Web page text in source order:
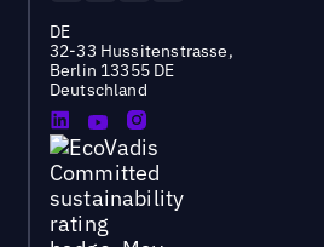
DE
32-33 Hussitenstrasse,
Berlin 13355 DE
Deutschland